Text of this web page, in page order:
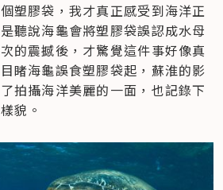
塑膠袋，我才真正感受到海洋正
聽說海龜會將塑膠袋誤認成水母
的震撼後，才驚覺這件事好像真
睹海龜誤食塑膠袋起，蘇淮的影
拍攝海洋美麗的一面，也記錄下
貌。